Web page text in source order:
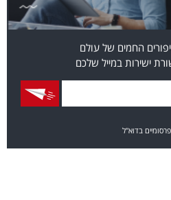
החמים של עולם
ישירות במייל שלכם
בדוא"ל